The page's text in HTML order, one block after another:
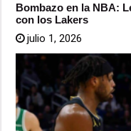
Bombazo en la NBA:
con los Lakers
julio 1, 2026